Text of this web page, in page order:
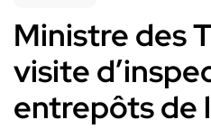
Ministre des
visite
entrepôts de